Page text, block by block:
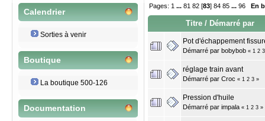
Calendrier
Sorties à venir
Boutique
La boutique 500-126
Documentation
Pages: 1 ...81 82 [83]84 85 ...96 En
Titre / Démarré par
Pot d'échappement
Démarré par bobybob « 1 2 3
réglage train avant
Démarré par Croc « 1 2 3 »
Pression d'huile
Démarré par impala « 1 2 3 »